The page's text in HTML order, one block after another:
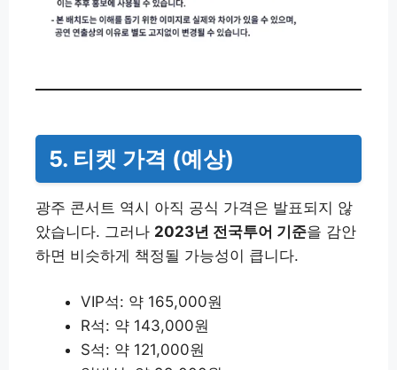
5. 티켓 가격 (예상)
광주 콘서트 역시 아직 공식 가격은 발표되지 않
았습니다. 그러나 2023년 전국투어 기준을 감안
하면 비슷하게 책정될 가능성이 큽니다.
VIP석: 약 165,000원
R석: 약 143,000원
S석: 약 121,000원